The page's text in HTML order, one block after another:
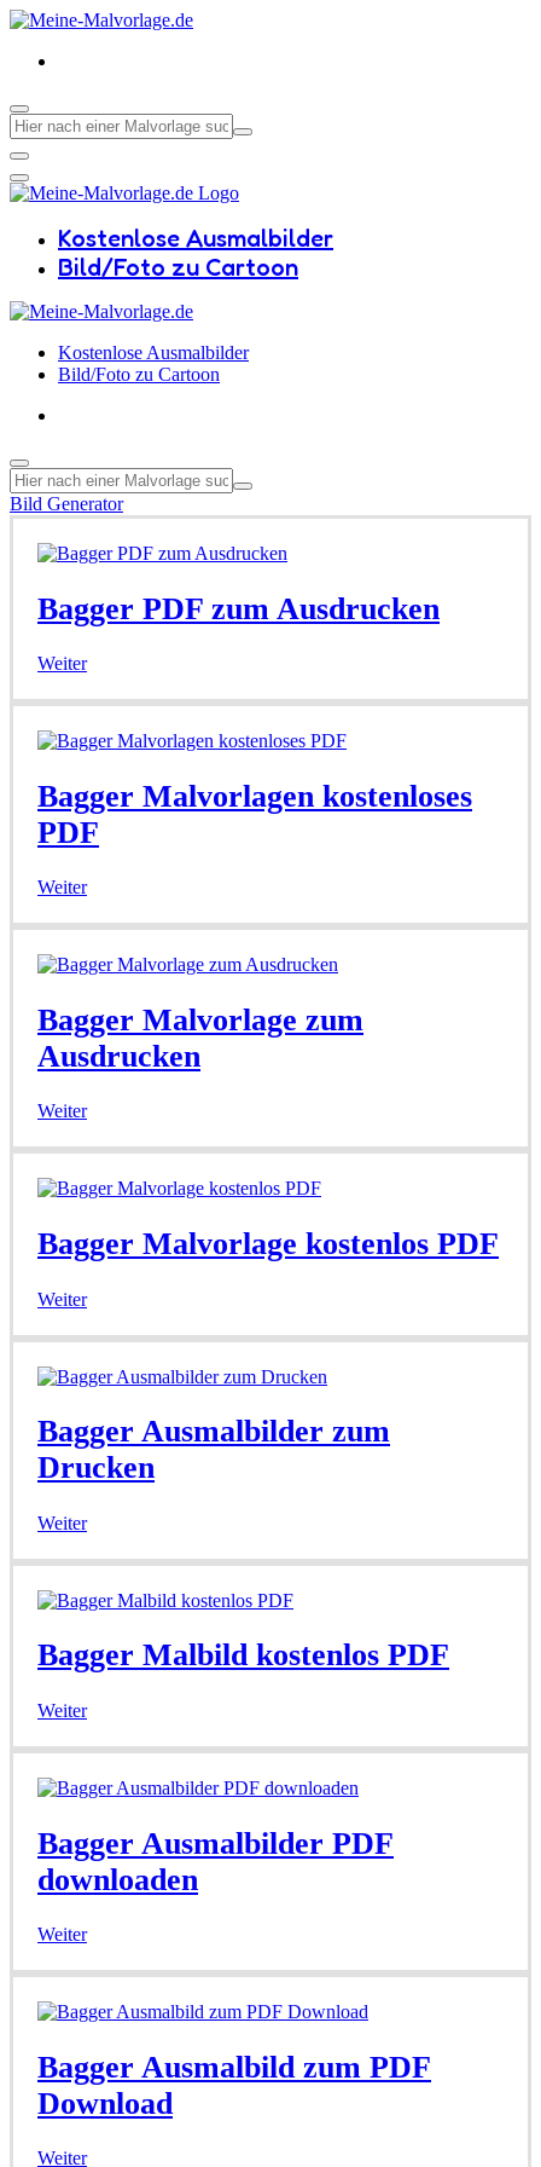
Kostenlose Ausmalbilder
Bild/Foto zu Cartoon
Kostenlose Ausmalbilder
Bild/Foto zu Cartoon
Bild Generator
Bagger PDF zum Ausdrucken
Weiter
Bagger Malvorlagen kostenloses
PDF
Weiter
Bagger Malvorlage zum
Ausdrucken
Weiter
Bagger Malvorlage kostenlos PDF
Weiter
Bagger Ausmalbilder zum
Drucken
Weiter
Bagger Malbild kostenlos PDF
Weiter
Bagger Ausmalbilder PDF
downloaden
Weiter
Bagger Ausmalbild zum PDF
Download
Weiter